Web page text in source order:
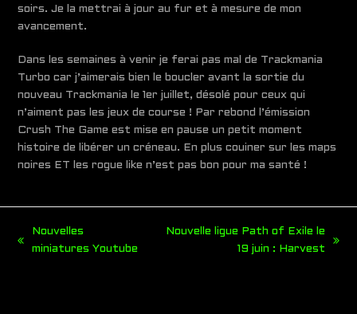
soirs. Je la mettrai à jour au fur et à mesure de mon
avancement.
Dans les semaines à venir je ferai pas mal de Trackmania
Turbo car j’aimerais bien le boucler avant la sortie du
nouveau Trackmania le 1er juillet, désolé pour ceux qui
n’aiment pas les jeux de course ! Par rebond l’émission
Crush The Game est mise en pause un petit moment
histoire de libérer un créneau. En plus couiner sur les maps
noires ET les rogue like n’est pas bon pour ma santé !
previous
Nouvelles
miniatures Youtube
Nouvelle ligue Path of Exile le
19 juin : Harvest